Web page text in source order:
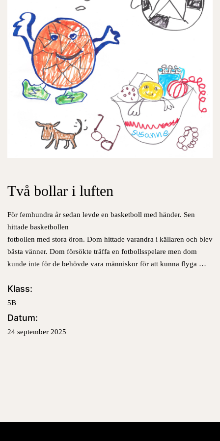
Två bollar i luften
För femhundra år sedan levde en basketboll med händer. Sen
hittade basketbollen
fotbollen med stora öron. Dom hittade varandra i källaren och blev
bästa vänner. Dom försökte träffa en fotbollsspelare men dom
kunde inte för de behövde vara människor för att kunna flyga …
Klass:
5B
Datum:
24 september 2025